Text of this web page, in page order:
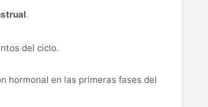
.
del ciclo.
hormonal en las primeras fases del